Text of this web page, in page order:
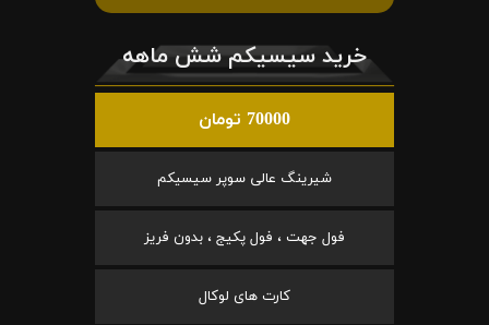
خرید سیسیکم شش ماهه
70000 تومان
شیرینگ عالی سوپر سیسیکم
فول جهت ، فول پکیج ، بدون فریز
کارت های لوکال